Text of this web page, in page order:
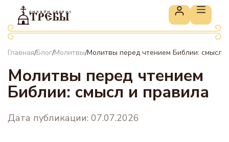
онлайн сервис
ТРЕБЫ
Главная/Блог/Молитвы/Молитвы перед чтением Библии: смысл
Молитвы перед чтением
Библии: смысл и правила
Дата публикации: 07.07.2026